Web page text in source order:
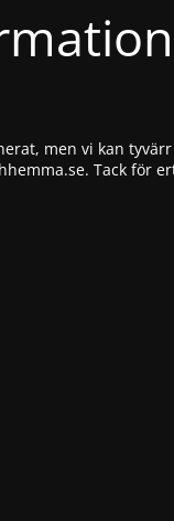
men vi kan
. Tack för